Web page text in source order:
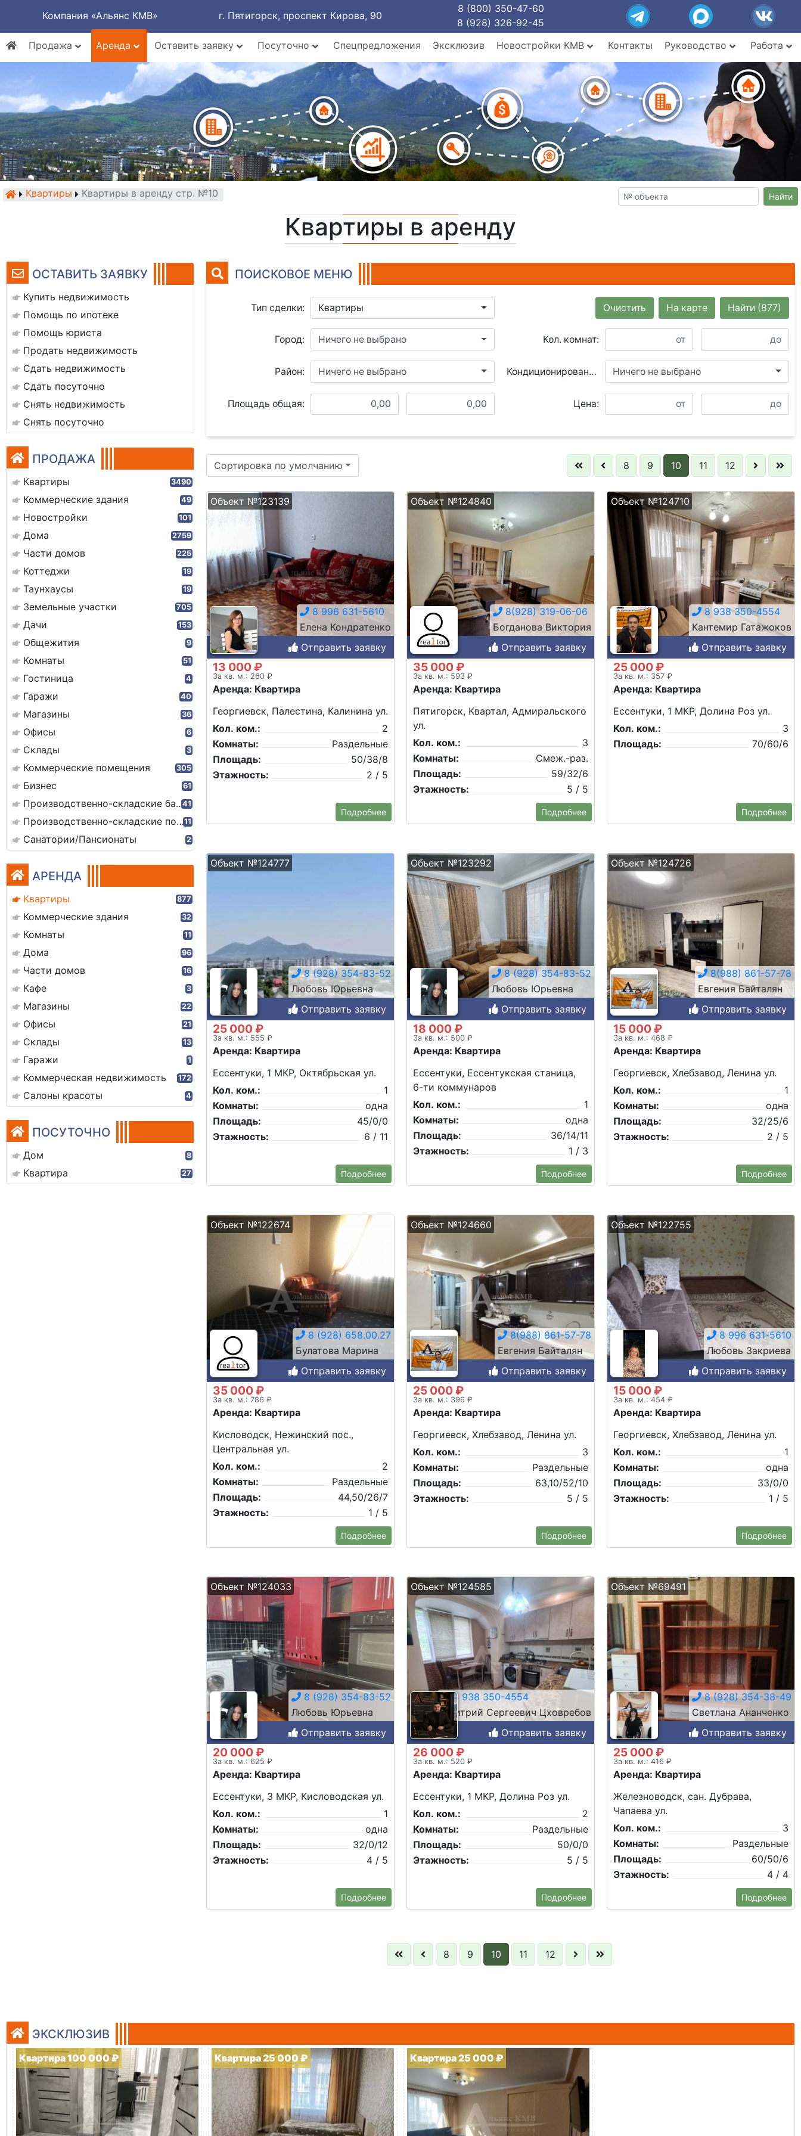
Компания «Альянс КМВ» г. Пятигорск, проспект Кирова, 90
8 (800) 350-47-60
8 (928) 326-92-45
Продажа
Аренда Оставить заявку Посуточно Спецпредложения Эксклюзив Новостройки КМВ Контакты Руководство Работа
Квартиры Квартиры в аренду стр. №10 Найти
Квартиры в аренду
ОСТАВИТЬ ЗАЯВКУ
Купить недвижимость
Помощь по ипотеке
Помощь юриста
Продать недвижимость
Сдать недвижимость
Сдать посуточно
Снять недвижимость
Снять посуточно
ПРОДАЖА
Квартиры 3490
Коммерческие здания 49
Новостройки 101
Дома 2759
Части домов 225
Коттеджи 19
Таунхаусы 19
Земельные участки 705
Дачи 153
Общежития 9
Комнаты 51
Гостиница 4
Гаражи 40
Магазины 36
Офисы 6
Склады 3
Коммерческие помещения 305
Бизнес 61
Производственно-складские базы41
Производственно-складские помещения11
Санатории/Пансионаты 2
АРЕНДА
Квартиры 877
Коммерческие здания 32
Комнаты 11
Дома 96
Части домов 16
Кафе 3
Магазины 22
Офисы 21
Склады 13
Гаражи 1
Коммерческая недвижимость 172
Салоны красоты 4
ПОСУТОЧНО
Дом 8
Квартира 27
ПОИСКОВОЕ МЕНЮ
Тип сделки: Квартиры Найти (877)
На карте
Очистить
Город: Ничего не выбрано Кол. комнат:
Район: Ничего не выбрано Кондиционирование: Ничего не выбрано
Площадь общая: Цена:
Сортировка по умолчанию 8 9 10 11 12
Объект №123139
8 996 631-5610
Елена Кондратенко
Отправить заявку
13 000 ₽
За кв. м.: 260 ₽
Аренда: Квартира
Георгиевск, Палестина, Калинина ул.
Кол. ком.:
2
Комнаты:
Раздельные
Площадь:
50/38/8
Этажность:
2 / 5
Подробнее
Объект №124840
8(928) 319-06-06
Богданова Виктория
Отправить заявку
35 000 ₽
За кв. м.: 593 ₽
Аренда: Квартира
Пятигорск, Квартал, Адмиральского
ул.
Кол. ком.:
3
Комнаты:
Смеж.-раз.
Площадь:
59/32/6
Этажность:
5 / 5
Подробнее
Объект №124710
8 938 350-4554
Кантемир Гатажоков
Отправить заявку
25 000 ₽
За кв. м.: 357 ₽
Аренда: Квартира
Ессентуки, 1 МКР, Долина Роз ул.
Кол. ком.:
3
Площадь:
70/60/6
Подробнее
Объект №124777
8 (928) 354-83-52
Любовь Юрьевна
Отправить заявку
25 000 ₽
За кв. м.: 555 ₽
Аренда: Квартира
Ессентуки, 1 МКР, Октябрьская ул.
Кол. ком.:
1
Комнаты:
одна
Площадь:
45/0/0
Этажность:
6 / 11
Подробнее
Объект №123292
8 (928) 354-83-52
Любовь Юрьевна
Отправить заявку
18 000 ₽
За кв. м.: 500 ₽
Аренда: Квартира
Ессентуки, Ессентукская станица,
6-ти коммунаров
Кол. ком.:
1
Комнаты:
одна
Площадь:
36/14/11
Этажность:
1 / 3
Подробнее
Объект №124726
8(988) 861-57-78
Евгения Байталян
Отправить заявку
15 000 ₽
За кв. м.: 468 ₽
Аренда: Квартира
Георгиевск, Хлебзавод, Ленина ул.
Кол. ком.:
1
Комнаты:
одна
Площадь:
32/25/6
Этажность:
2 / 5
Подробнее
Объект №122674
8 (928) 658.00.27
Булатова Марина
Отправить заявку
35 000 ₽
За кв. м.: 786 ₽
Аренда: Квартира
Кисловодск, Нежинский пос.,
Центральная ул.
Кол. ком.:
2
Комнаты:
Раздельные
Площадь:
44,50/26/7
Этажность:
1 / 5
Подробнее
Объект №124660
8(988) 861-57-78
Евгения Байталян
Отправить заявку
25 000 ₽
За кв. м.: 396 ₽
Аренда: Квартира
Георгиевск, Хлебзавод, Ленина ул.
Кол. ком.:
3
Комнаты:
Раздельные
Площадь:
63,10/52/10
Этажность:
5 / 5
Подробнее
Объект №122755
8 996 631-5610
Любовь Закриева
Отправить заявку
15 000 ₽
За кв. м.: 454 ₽
Аренда: Квартира
Георгиевск, Хлебзавод, Ленина ул.
Кол. ком.:
1
Комнаты:
одна
Площадь:
33/0/0
Этажность:
1 / 5
Подробнее
Объект №124033
8 (928) 354-83-52
Любовь Юрьевна
Отправить заявку
20 000 ₽
За кв. м.: 625 ₽
Аренда: Квартира
Ессентуки, 3 МКР, Кисловодская ул.
Кол. ком.:
1
Комнаты:
одна
Площадь:
32/0/12
Этажность:
4 / 5
Подробнее
Объект №124585
8 938 350-4554
Дмитрий Сергеевич Цховребов
Отправить заявку
26 000 ₽
За кв. м.: 520 ₽
Аренда: Квартира
Ессентуки, 1 МКР, Долина Роз ул.
Кол. ком.:
2
Комнаты:
Раздельные
Площадь:
50/0/0
Этажность:
5 / 5
Подробнее
Объект №69491
8 (928) 354-38-49
Светлана Ананченко
Отправить заявку
25 000 ₽
За кв. м.: 416 ₽
Аренда: Квартира
Железноводск, сан. Дубрава,
Чапаева ул.
Кол. ком.:
3
Комнаты:
Раздельные
Площадь:
60/50/6
Этажность:
4 / 4
Подробнее
8 9 10 11 12
ЭКСКЛЮЗИВ
Квартира 100 000 ₽ Квартира 25 000 ₽ Квартира 25 000 ₽